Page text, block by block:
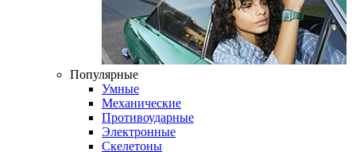
Популярные
Умные
Механические
Противоударные
Электронные
Скелетоны